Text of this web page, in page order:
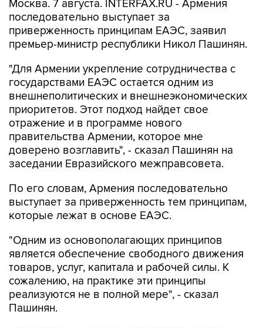
приверженность принципам ЕАЭС, заявил
премьер-министр республики Никол Пашинян.
"Для Армении укрепление сотрудничества с
внешнеполитических и внешнеэкономических
приоритетов. Этот подход найдет свое
отражение и в программе нового
правительства Армении, которое мне
доверено возглавить", - сказал Пашинян на
заседании Евразийского межправсовета.
По его словам, Армения последовательно
которые лежат в основе ЕАЭС.
"Одним из основополагающих принципов
товаров, услуг, капитала и рабочей силы. К
сожалению, на практике эти принципы
реализуются не в полной мере", - сказал
Пашинян.
По его словам, отдельные ограничения и